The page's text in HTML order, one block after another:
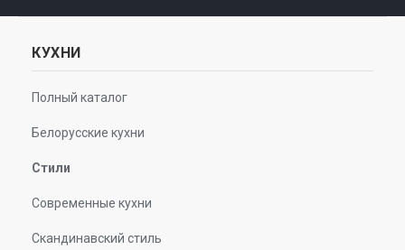
КУХНИ
Полный каталог
Белорусские кухни
Стили
Современные кухни
Скандинавский стиль